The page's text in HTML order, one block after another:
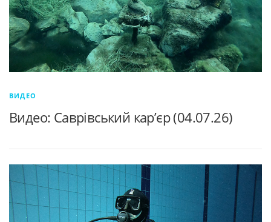
ВИДЕО
Видео: Саврівський кар’єр (04.07.26)